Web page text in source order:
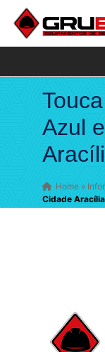
Azul
Home»
Cidade